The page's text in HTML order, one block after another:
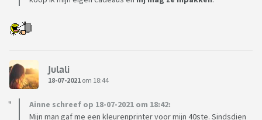
Julali
18-07-2021 om 18:44
Ainne schreef op 18-07-2021 om 18:42:
Mijn man gaf me een kleurenprinter voor mijn 40ste. Sindsdien